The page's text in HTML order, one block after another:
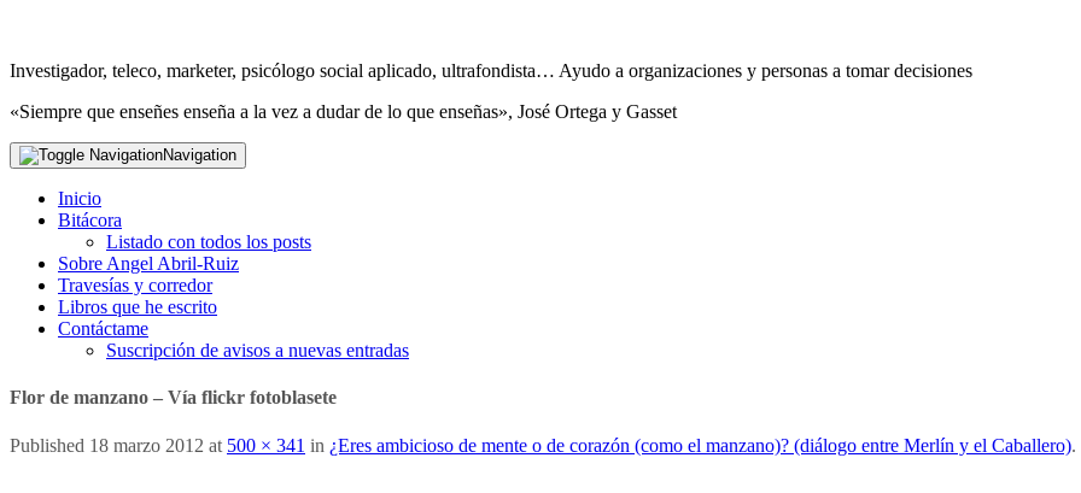
Investigador, teleco, marketer, psicólogo social aplicado, ultrafondista… Ayudo a organizaciones y personas a tomar decisiones
«Siempre que enseñes enseña a la vez a dudar de lo que enseñas», José Ortega y Gasset
Navigation
Inicio
Bitácora
Listado con todos los posts
Sobre Angel Abril-Ruiz
Travesías y corredor
Libros que he escrito
Contáctame
Suscripción de avisos a nuevas entradas
Flor de manzano – Vía flickr fotoblasete
Published 18 marzo 2012 at 500 × 341 in ¿Eres ambicioso de mente o de corazón (como el manzano)? (diálogo entre Merlín y el Caballero).